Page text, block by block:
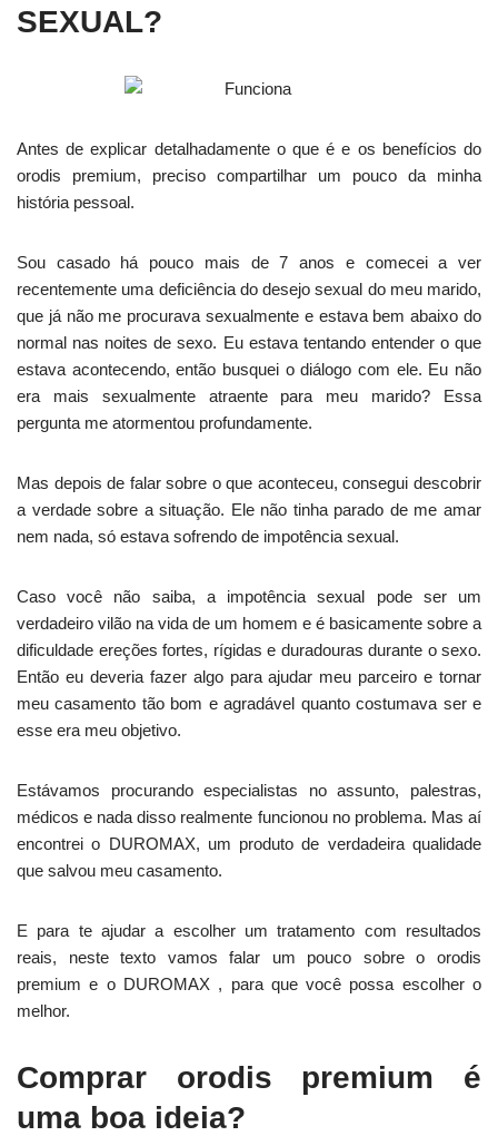
SEXUAL?
Antes de explicar detalhadamente o que é e os benefícios do
orodis premium, preciso compartilhar um pouco da minha
história pessoal.
Sou casado há pouco mais de 7 anos e comecei a ver
recentemente uma deficiência do desejo sexual do meu marido,
que já não me procurava sexualmente e estava bem abaixo do
normal nas noites de sexo. Eu estava tentando entender o que
estava acontecendo, então busquei o diálogo com ele. Eu não
era mais sexualmente atraente para meu marido? Essa
pergunta me atormentou profundamente.
Mas depois de falar sobre o que aconteceu, consegui descobrir
a verdade sobre a situação. Ele não tinha parado de me amar
nem nada, só estava sofrendo de impotência sexual.
Caso você não saiba, a impotência sexual pode ser um
verdadeiro vilão na vida de um homem e é basicamente sobre a
dificuldade ereções fortes, rígidas e duradouras durante o sexo.
Então eu deveria fazer algo para ajudar meu parceiro e tornar
meu casamento tão bom e agradável quanto costumava ser e
esse era meu objetivo.
Estávamos procurando especialistas no assunto, palestras,
médicos e nada disso realmente funcionou no problema. Mas aí
encontrei o DUROMAX, um produto de verdadeira qualidade
que salvou meu casamento.
E para te ajudar a escolher um tratamento com resultados
reais, neste texto vamos falar um pouco sobre o orodis
premium e o DUROMAX , para que você possa escolher o
melhor.
Comprar orodis premium é
uma boa ideia?